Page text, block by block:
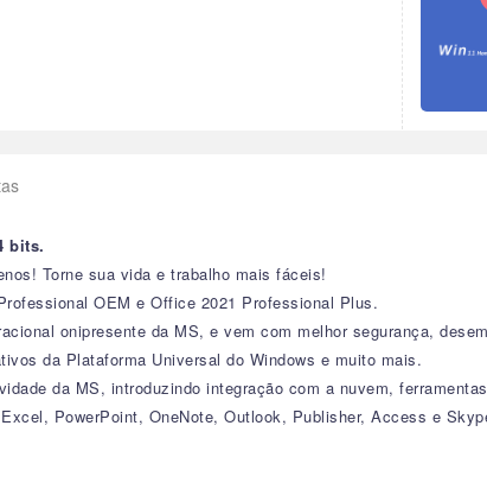
bits.
Torne sua vida e trabalho mais fáceis!
OEM e Office 2021 Professional Plus.
onipresente da MS, e vem com melhor segurança,
da Plataforma Universal do Windows e muito mais.
da MS, introduzindo integração com a nuvem,
PowerPoint, OneNote, Outlook, Publisher, Access e